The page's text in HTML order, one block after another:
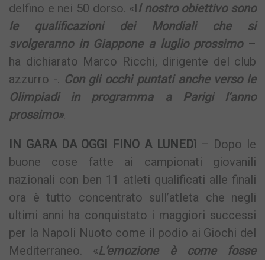
delfino e nei 50 dorso. «Il nostro obiettivo sono
le qualificazioni dei Mondiali che si
svolgeranno in Giappone a luglio prossimo–
ha dichiarato Marco Ricchi, dirigente del club
azzurro -. Con gli occhi puntati anche verso le
Olimpiadi in programma a Parigi l’anno
prossimo».
IN GARA DA OGGI FINO A LUNEDì– Dopo le
buone cose fatte ai campionati giovanili
nazionali con ben 11 atleti qualificati alle finali
ora è tutto concentrato sull’atleta che negli
ultimi anni ha conquistato i maggiori successi
per la Napoli Nuoto come il podio ai Giochi del
Mediterraneo. «L’emozione è come fosse